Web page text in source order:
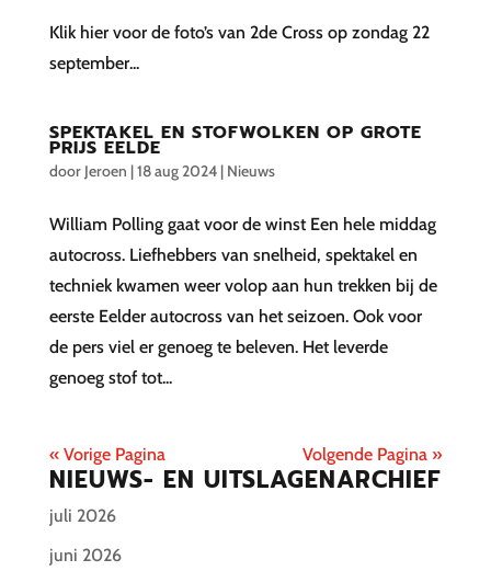
Klik hier voor de foto’s van 2de Cross op zondag 22
september...
SPEKTAKEL EN STOFWOLKEN OP GROTE
PRIJS EELDE
door Jeroen |18 aug 2024| Nieuws
William Polling gaat voor de winst Een hele middag
autocross. Liefhebbers van snelheid, spektakel en
techniek kwamen weer volop aan hun trekken bij de
eerste Eelder autocross van het seizoen. Ook voor
de pers viel er genoeg te beleven. Het leverde
genoeg stof tot...
« Vorige Pagina Volgende Pagina »
NIEUWS- EN UITSLAGENARCHIEF
juli 2026
juni 2026